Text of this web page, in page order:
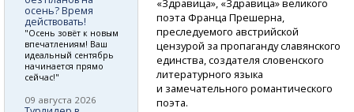
«Здравица», «Здравица» великого
поэта Франца Прешерна,
преследуемого австрийской
цензурой за пропаганду славянского
единства, создателя словенского
литературного языка
и замечательного романтического
поэта.
осень? Время
действовать!
"Осень зовёт к новым
впечатлениям! Ваш
идеальный сентябрь
начинается прямо
сейчас!"
09 августа 2026